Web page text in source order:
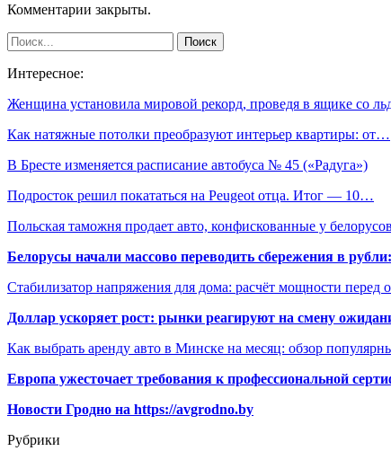
Комментарии закрыты.
Интересное:
Женщина установила мировой рекорд, проведя в ящике со
Как натяжные потолки преобразуют интерьер квартиры: от…
В Бресте изменяется расписание автобуса № 45 («Радуга»)
Подросток решил покататься на Peugeot отца. Итог — 10…
Польская таможня продает авто, конфискованные у
Белорусы начали массово переводить сбережения в
Стабилизатор напряжения для дома: расчёт мощности перед
Доллар ускоряет рост: рынки реагируют на смену
Как выбрать аренду авто в Минске на месяц: обзор
Европа ужесточает требования к профессиональной
Новости Гродно на https://avgrodno.by
Рубрики